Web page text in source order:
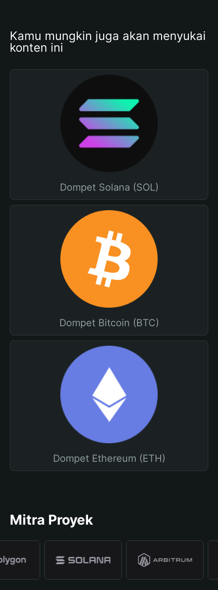
Kamu mungkin juga akan menyukai
konten ini
Dompet Solana (SOL)
Dompet Bitcoin (BTC)
Dompet Ethereum (ETH)
Mitra Proyek